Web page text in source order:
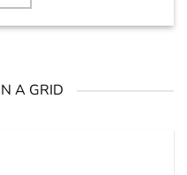
A GRID